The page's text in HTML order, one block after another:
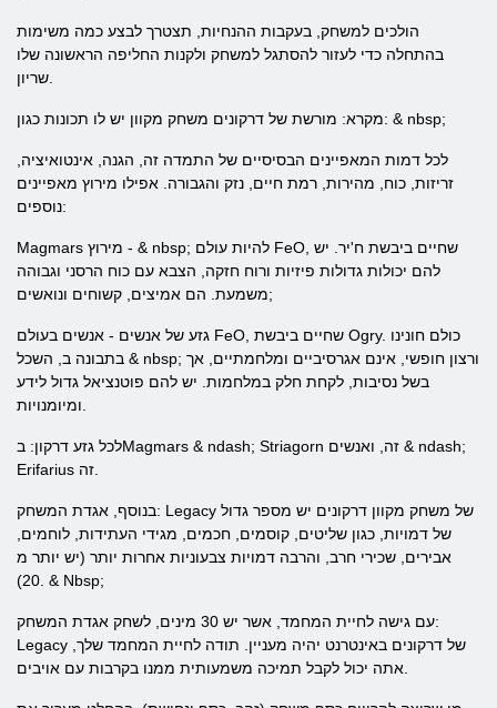
הולכים למשחק, בעקבות ההנחיות, תצטרך לבצע כמה משימות
בהתחלה כדי לעזור להסתגל למשחק ולקנות החליפה הראשונה שלו
מקרא: מורשת של דרקונים משחק מקוון יש לו תכונות כגון: & nbsp;
לכל דמות המאפיינים הבסיסיים של התמדה זה, הגנה, אינטואיציה,
זריזות, כוח, מהירות, רמת חיים, נזק והגבורה. אפילו מירוץ מאפיינים
נוספים:
Magmars מירוץ - & nbsp; להיות עולם FeO, שחיים ביבשת ח'יר. יש
להם יכולות גדולות פיזיות ורוח חזקה, הצבא עם כוח הרסני וגבוהה
משמעת. הם אמיצים, קשוחים ונואשים;
גזע של אנשים - אנשים בעולם FeO, שחיים ביבשת Ogry. כולם חונינו
בתבונה ב, השכל & nbsp; ורצון חופשי, אינם אגרסיביים ומלחמתיים, אך
בשל נסיבות, לקחת חלק במלחמות. יש להם פוטנציאל גדול לידע
לכל גזע דרקון: בMagmars & ndash; Striagorn זה, ואנשים & ndash;
בנוסף, אגדת המשחק: Legacy של משחק מקוון דרקונים יש מספר גדול
של דמויות, כגון שליטים, קוסמים, חכמים, מגידי העתידות, לוחמים,
אבירים, שכירי חרב, והרבה דמויות צבעוניות אחרות יותר (יש יותר מ
20). & Nbsp;
עם גישה לחיית המחמד, אשר יש 30 מינים, לשחק אגדת המשחק:
Legacy של דרקונים באינטרנט יהיה מעניין. תודה לחיית המחמד שלך,